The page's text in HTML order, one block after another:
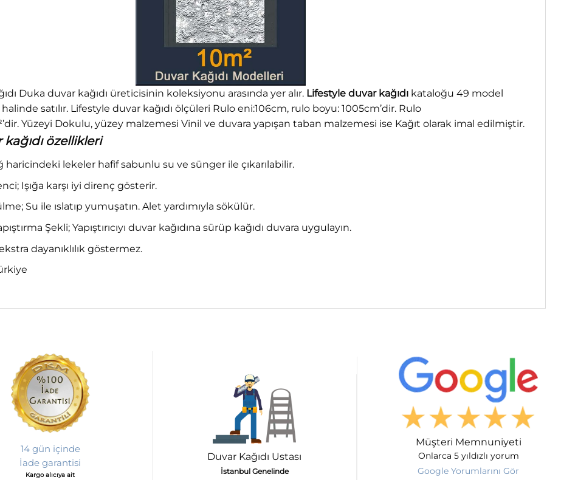
Duka duvar kağıdı üreticisinin koleksiyonu arasında yer alır. Lifestyle duvar kağıdı kataloğu 49 model
satılır. Lifestyle duvar kağıdı ölçüleri Rulo eni:106cm, rulo boyu: 1005cm’dir. Rulo
Yüzeyi Dokulu, yüzey malzemesi Vinil ve duvara yapışan taban malzemesi ise Kağıt olarak imal edilmiştir.
özellikleri
haricindeki lekeler hafif sabunlu su ve sünger ile çıkarılabilir.
Işığa karşı iyi direnç gösterir.
Su ile ıslatıp yumuşatın. Alet yardımıyla sökülür.
Şekli; Yapıştırıcıyı duvar kağıdına sürüp kağıdı duvara uygulayın.
dayanıklılık göstermez.
14 gün içinde
İade garantisi
Kargo alıcıya ait
Duvar Kağıdı Ustası
İstanbul Genelinde
Müşteri Memnuniyeti
Onlarca 5 yıldızlı yorum
Google Yorumlarını Gör